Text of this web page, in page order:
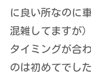
に良い所なのに
混雑してますが
タイミングが合
のは初めてでした